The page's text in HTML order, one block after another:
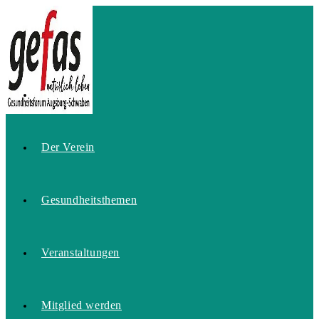
Inhalt
springen
Home
Der Verein
Gesundheitsthemen
Veranstaltungen
Mitglied werden